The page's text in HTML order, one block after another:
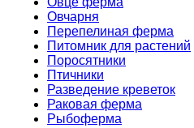
Овчарня
Перепелиная ферма
Питомник для растений
Поросятники
Птичники
Разведение креветок
Раковая ферма
Рыбоферма